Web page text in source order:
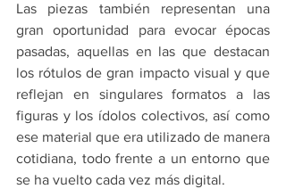
Las piezas también representan una
gran oportunidad para evocar épocas
pasadas, aquellas en las que destacan
los rótulos de gran impacto visual y que
reflejan en singulares formatos a las
figuras y los ídolos colectivos, así como
ese material que era utilizado de manera
cotidiana, todo frente a un entorno que
se ha vuelto cada vez más digital.